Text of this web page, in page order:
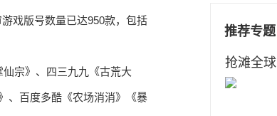
戏版号数量已达950款，包括
宗》、四三九九《古荒大
、百度多酷《农场消消》《暴
推荐专题
抢滩全球